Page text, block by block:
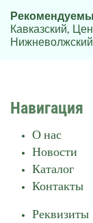
Кавказский,
Навигация
О нас
Новости
Каталог
Контакты
Реквизиты